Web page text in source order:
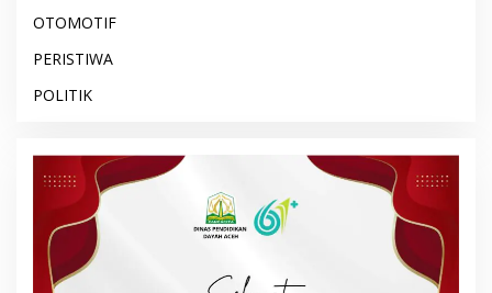
OTOMOTIF
PERISTIWA
POLITIK